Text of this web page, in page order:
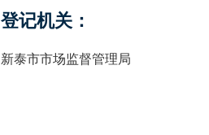
登记机关：
新泰市市场监督管理局